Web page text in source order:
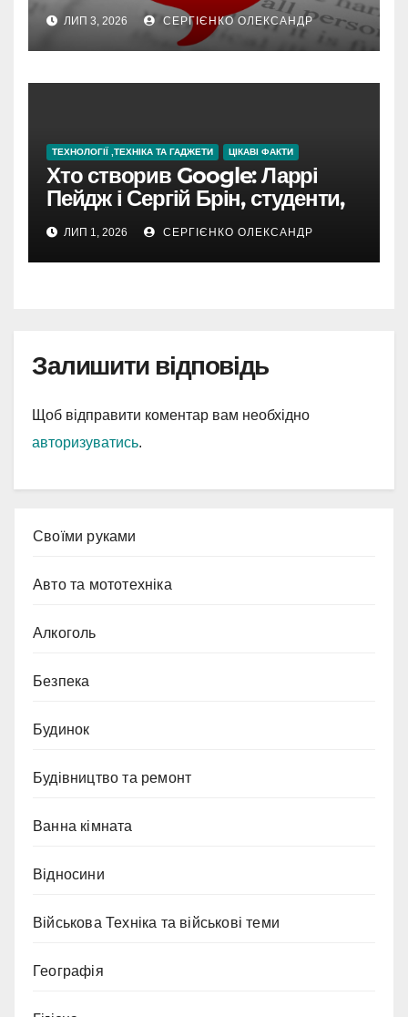
ЛИП 3, 2026 СЕРГІЄНКО ОЛЕКСАНДР
ТЕХНОЛОГІЇ ,ТЕХНІКА ТА ГАДЖЕТИ ЦІКАВІ ФАКТИ
Хто створив Google: Ларрі
Пейдж і Сергій Брін, студенти,
чия ідея підкорила інтернет
ЛИП 1, 2026 СЕРГІЄНКО ОЛЕКСАНДР
Залишити відповідь
Щоб відправити коментар вам необхідно
авторизуватись.
Cвоїми руками
Авто та мототехніка
Алкоголь
Безпека
Будинок
Будівництво та ремонт
Ванна кімната
Відносини
Військова Техніка та військові теми
Географія